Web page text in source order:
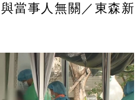
當事人無關／東森新